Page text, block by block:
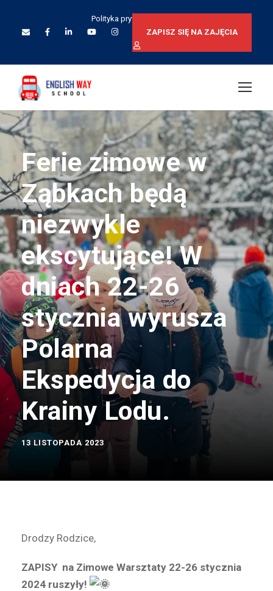
Polityka prywatności
ZAPISZ SIĘ NA ZAJĘCIA
Ferie zimowe w
Ząbkach będą
niezwykle
ekscytujące! W
dniach 22-26
stycznia wyrusza
Polarna
Ekspedycja do
Krainy Lodu.
13 LISTOPADA 2023
Drodzy Rodzice,
ZAPISY na Zimowe Warsztaty 22-26 stycznia
2024 ruszyły!